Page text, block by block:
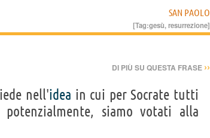
SAN PAOLO
[Tag:gesù,resurrezione]
DI PIÙ SU QUESTA FRASE ››
nell'idea in cui per Socrate tutti
siamo votati alla